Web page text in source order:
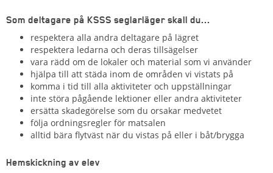
Som deltagare på KSSS seglarläger skall du...
respektera alla andra deltagare på lägret
respektera ledarna och deras tillsägelser
vara rädd om de lokaler och material som vi använder
hjälpa till att städa inom de områden vi vistats på
komma i tid till alla aktiviteter och uppställningar
inte störa pågående lektioner eller andra aktiviteter
ersätta skadegörelse som du orsakar medvetet
följa ordningsregler för matsalen
alltid bära flytväst när du vistas på eller i båt/brygga
Hemskickning av elev